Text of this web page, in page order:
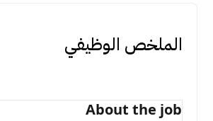
الملخص الوظيفي
About the job